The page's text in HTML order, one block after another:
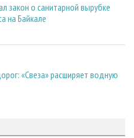
закон о санитарной вырубке
на Байкале
«Свеза» расширяет водную